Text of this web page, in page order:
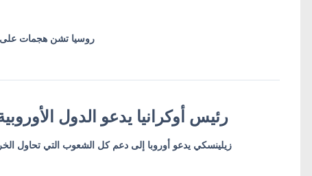
روسيا تشن هجمات
رئيس أوكرانيا يدعو الدول
زيلينسكي يدعو أوروبا إلى دعم كل الشعوب التي تحاول